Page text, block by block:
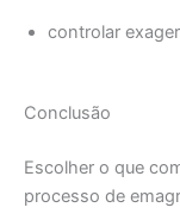
controlar
Conclusão
Escolher o que
processo de